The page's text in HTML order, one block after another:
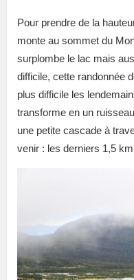
Pour prendre de la
monte au sommet du
surplombe le lac mais
difficile, cette randonnée
plus difficile les
transforme en un
une petite cascade à
venir : les derniers 1,5